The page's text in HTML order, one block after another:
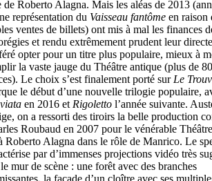
de Roberto Alagna. Mais les aléas de 2013
représentation du Vaisseau fantôme en raison
ventes de billets) ont mis à mal les finances
et rendu extrêmement prudent leur
opter pour un titre plus populaire, mieux à
la vaste jauge du Théâtre antique (plus de
Le choix s’est finalement porté sur Le
le début d’une nouvelle trilogie populaire,
en 2016 et Rigoletto l’année suivante.
on a ressorti des tiroirs la belle production
Roubaud en 2007 pour le vénérable
Roberto Alagna dans le rôle de Manrico. Le
par d’immenses projections vidéo très
mur de scène : une forêt avec des branches
la façade d’un cloître avec ses